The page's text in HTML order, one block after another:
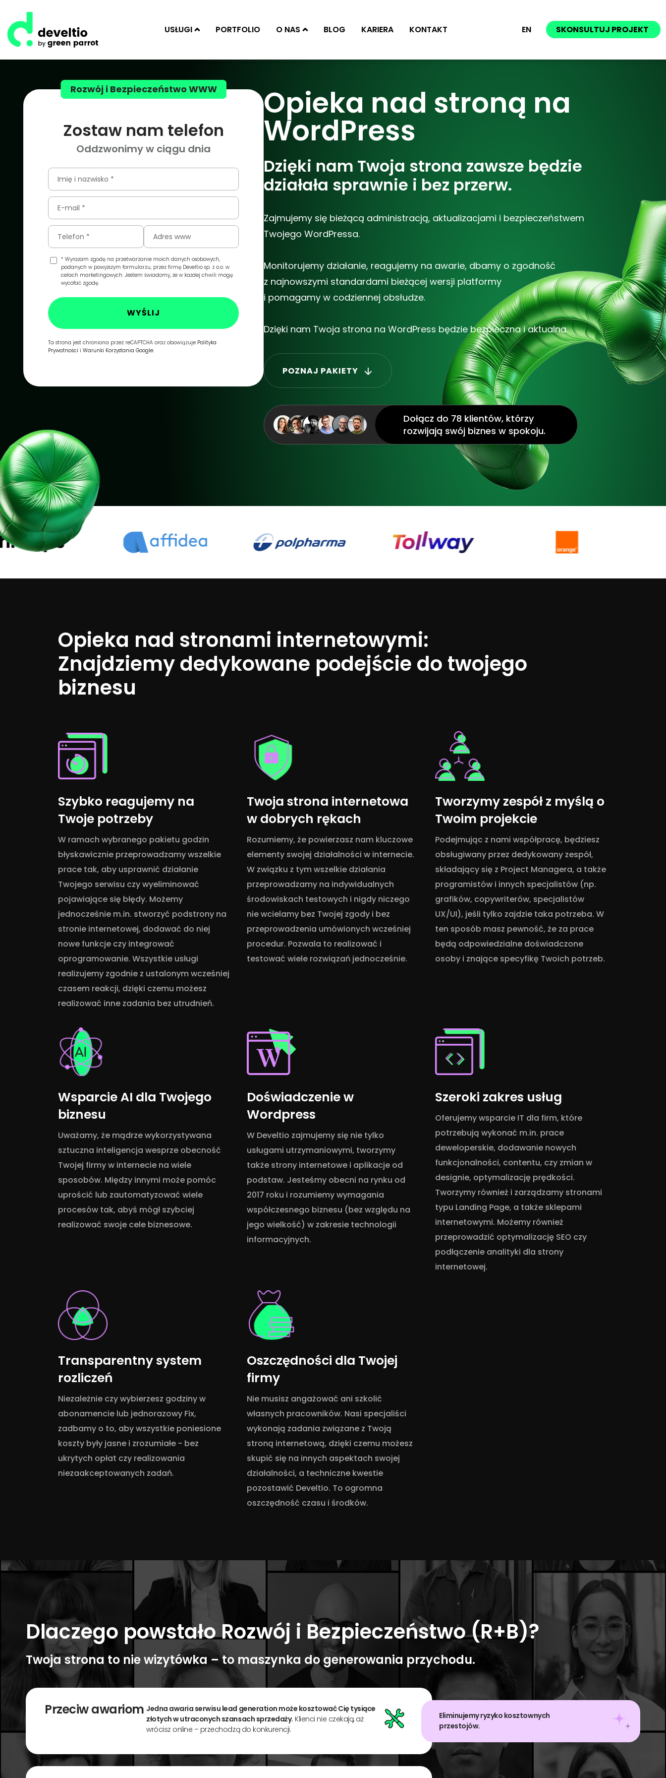
USŁUGI PORTFOLIO O NAS BLOG KARIERA KONTAKT EN SKONSULTUJ PROJEKT
Opieka nad stroną na
WordPress
Dzięki nam Twoja strona zawsze będzie
działała sprawnie i bez przerw.
Zajmujemy się bieżącą administracją, aktualizacjami i bezpieczeństwem
Twojego WordPressa.
Monitorujemy działanie, reagujemy na awarie, dbamy o zgodność
z najnowszymi standardami bieżącej wersji platformy
i pomagamy w codziennej obsłudze.
Dzięki nam Twoja strona na WordPress będzie bezpieczna i aktualna.
POZNAJ PAKIETY
Dołącz do 78 klientów, którzy
rozwijają swój biznes w spokoju.
Zostaw nam telefon
Oddzwonimy w ciągu dnia
* Wyrażam zgodę na przetwarzanie moich danych osobowych,
podanych w powyższym formularzu, przez firmę Develtio sp. z o.o. w
celach marketingowych. Jestem świadomy, że w każdej chwili mogę
wycofać zgodę.
WYŚLIJ
Ta strona jest chroniona przez reCAPTCHA oraz obowiązuje Polityka
Prywatności i Warunki Korzystania Google.
Rozwój i Bezpieczeństwo WWW
Opieka nad stronami internetowymi:
Znajdziemy dedykowane podejście do twojego
biznesu
Szybko reagujemy na
Twoje potrzeby
W ramach wybranego pakietu godzin
błyskawicznie przeprowadzamy wszelkie
prace tak, aby usprawnić działanie
Twojego serwisu czy wyeliminować
pojawiające się błędy. Możemy
jednocześnie m.in. stworzyć podstrony na
stronie internetowej, dodawać do niej
nowe funkcje czy integrować
oprogramowanie. Wszystkie usługi
realizujemy zgodnie z ustalonym wcześniej
czasem reakcji, dzięki czemu możesz
realizować inne zadania bez utrudnień.
Twoja strona internetowa
w dobrych rękach
Rozumiemy, że powierzasz nam kluczowe
elementy swojej działalności w internecie.
W związku z tym wszelkie działania
przeprowadzamy na indywidualnych
środowiskach testowych i nigdy niczego
nie wcielamy bez Twojej zgody i bez
przeprowadzenia umówionych wcześniej
procedur. Pozwala to realizować i
testować wiele rozwiązań jednocześnie.
Tworzymy zespół z myślą o
Twoim projekcie
Podejmując z nami współpracę, będziesz
obsługiwany przez dedykowany zespół,
składający się z Project Managera, a także
programistów i innych specjalistów (np.
grafików, copywriterów, specjalistów
UX/UI), jeśli tylko zajdzie taka potrzeba. W
ten sposób masz pewność, że za prace
będą odpowiedzialne doświadczone
osoby i znające specyfikę Twoich potrzeb.
Wsparcie AI dla Twojego
biznesu
Uważamy, że mądrze wykorzystywana
sztuczna inteligencja wesprze obecność
Twojej firmy w internecie na wiele
sposobów. Między innymi może pomóc
uprościć lub zautomatyzować wiele
procesów tak, abyś mógł szybciej
realizować swoje cele biznesowe.
Doświadczenie w
Wordpress
W Develtio zajmujemy się nie tylko
usługami utrzymaniowymi, tworzymy
także strony internetowe i aplikacje od
podstaw. Jesteśmy obecni na rynku od
2017 roku i rozumiemy wymagania
współczesnego biznesu (bez względu na
jego wielkość) w zakresie technologii
informacyjnych.
Szeroki zakres usług
Oferujemy wsparcie IT dla firm, które
potrzebują wykonać m.in. prace
deweloperskie, dodawanie nowych
funkcjonalności, contentu, czy zmian w
designie, optymalizację prędkości.
Tworzymy również i zarządzamy stronami
typu Landing Page, a także sklepami
internetowymi. Możemy również
przeprowadzić optymalizację SEO czy
podłączenie analityki dla strony
internetowej.
Transparentny system
rozliczeń
Niezależnie czy wybierzesz godziny w
abonamencie lub jednorazowy Fix,
zadbamy o to, aby wszystkie poniesione
koszty były jasne i zrozumiałe - bez
ukrytych opłat czy realizowania
niezaakceptowanych zadań.
Oszczędności dla Twojej
firmy
Nie musisz angażować ani szkolić
własnych pracowników. Nasi specjaliści
wykonają zadania związane z Twoją
stroną internetową, dzięki czemu możesz
skupić się na innych aspektach swojej
działalności, a techniczne kwestie
pozostawić Develtio. To ogromna
oszczędność czasu i środków.
Dlaczego powstało Rozwój i Bezpieczeństwo (R+B)?
Twoja strona to nie wizytówka – to maszynka do generowania przychodu.
Przeciw awariom Jedna awaria serwisu lead generation może kosztować Cię tysiące
złotych w utraconych szansach sprzedaży. Klienci nie czekają, aż
wrócisz online – przechodzą do konkurencji.
Eliminujemy ryzyko kosztownych
przestojów.